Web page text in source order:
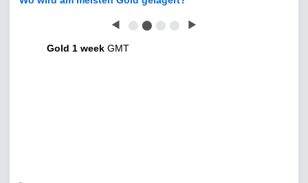
◀ ⬤ ⬤ ⬤ ⬤ ▶
Gold 1 week GMT